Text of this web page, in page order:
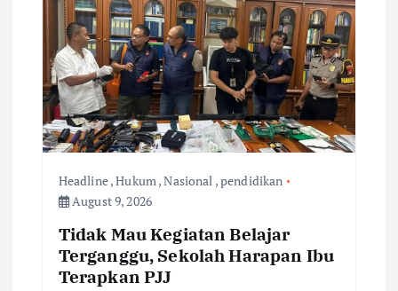
a
o
Headline,Hukum ,Nasional ,pendidikan
August 9, 2026
Tidak Mau Kegiatan Belajar
Terganggu, Sekolah Harapan Ibu
Terapkan PJJ